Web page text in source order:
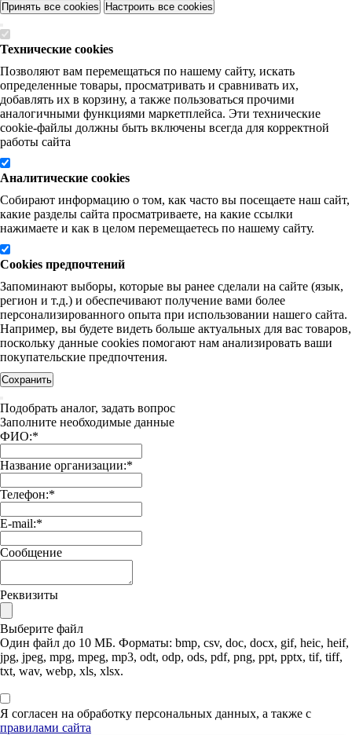
Принять все cookies Настроить все cookies
Технические cookies
Позволяют вам перемещаться по нашему сайту, искать
определенные товары, просматривать и сравнивать их,
добавлять их в корзину, а также пользоваться прочими
аналогичными функциями маркетплейса. Эти технические
cookie-файлы должны быть включены всегда для корректной
работы сайта
Аналитические cookies
Собирают информацию о том, как часто вы посещаете наш сайт,
какие разделы сайта просматриваете, на какие ссылки
нажимаете и как в целом перемещаетесь по нашему сайту.
Cookies предпочтений
Запоминают выборы, которые вы ранее сделали на сайте (язык,
регион и т.д.) и обеспечивают получение вами более
персонализированного опыта при использовании нашего сайта.
Например, вы будете видеть больше актуальных для вас товаров,
поскольку данные cookies помогают нам анализировать ваши
покупательские предпочтения.
Сохранить
Подобрать аналог, задать вопрос
Заполните необходимые данные
ФИО:*
Название организации:*
Телефон:*
E-mail:*
Сообщение
Реквизиты
Выберите файл
Один файл до 10 МБ. Форматы: bmp, csv, doc, docx, gif, heic, heif,
jpg, jpeg, mpg, mpeg, mp3, odt, odp, ods, pdf, png, ppt, pptx, tif, tiff,
txt, wav, webp, xls, xlsx.
Я согласен на обработку персональных данных, а также с
правилами сайта